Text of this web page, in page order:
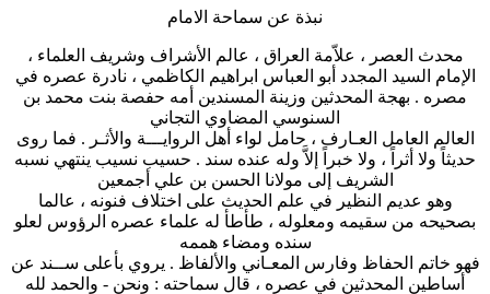
نبذة عن سماحة الامام
محدث العصر ، علاّمة العراق ، عالم الأشراف وشريف العلماء ،
الإمام السيد المجدد أبو العباس ابراهيم الكاظمي ، نادرة عصره في
مصره . بهجة المحدثين وزينة المسندين أمه حفصة بنت محمد بن
السنوسي المضاوي التجاني
العالم العامل العـارف ، حامل لواء أهل الروايـــة والأثـر . فما روى
حديثاً ولا أثراً ، ولا خبراً إلاَّ وله عنده سند . حسيب نسيب ينتهي نسبه
الشريف إلى مولانا الحسن بن علي أجمعين
وهو عديم النظير في علم الحديث على اختلاف فنونه ، عالما
بصحيحه من سقيمه ومعلوله ، طأطأ له علماء عصره الرؤوس لعلو
سنده ومضاء هممه
فهو خاتم الحفاظ وفارس المعـاني والألفاظ . يروي بأعلى ســند عن
أساطين المحدثين في عصره ، قال سماحته : ونحن - والحمد لله